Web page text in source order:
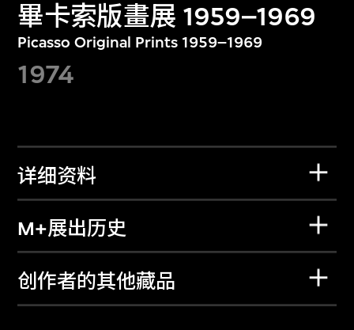
畢卡索版畫展 1959–1969
Picasso Original Prints 1959–1969
1974
详细资料
M+展出历史
创作者的其他藏品